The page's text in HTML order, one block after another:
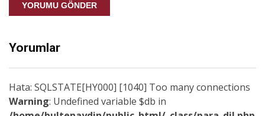
YORUMU GÖNDER
Yorumlar
Hata: SQLSTATE[HY000] [1040] Too many connections
Warning: Undefined variable $db in